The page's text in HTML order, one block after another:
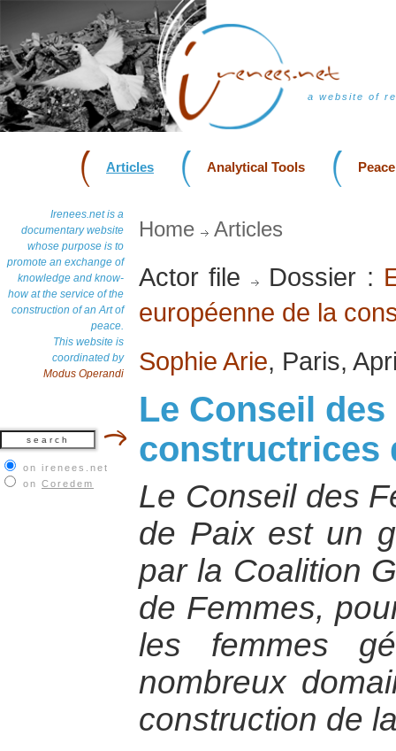
a website of
Articles Analytical Tools
Irenees.net is a
documentary website
whose purpose is to
promote an exchange of
knowledge and know-
how at the service of the
construction of an Art of
peace.
This website is
coordinated by
Modus Operandi
on irenees.net
on Coredem
Home Articles
Actor file Dossier :
européenne de la
Sophie Arie, Paris,
Le Conseil des
constructrices
Le Conseil des
de Paix est un
par la Coalition
de Femmes,
les femmes
nombreux
construction de